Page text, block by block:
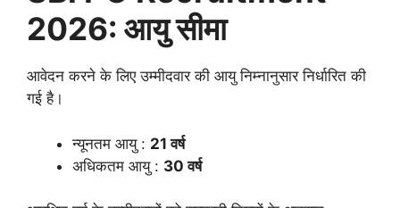
2026: आयु सीमा
आवेदन करने के लिए उम्मीदवार की आयु निम्नानुसार निर्धारित की
गई है।
न्यूनतम आयु : 21 वर्ष
अधिकतम आयु : 30 वर्ष